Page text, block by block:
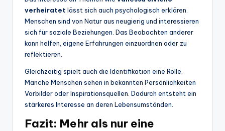
verheiratet lässt sich auch psychologisch erklären.
Menschen sind von Natur aus neugierig und interessieren
sich für soziale Beziehungen. Das Beobachten anderer
kann helfen, eigene Erfahrungen einzuordnen oder zu
reflektieren.
Gleichzeitig spielt auch die Identifikation eine Rolle.
Manche Menschen sehen in bekannten Persönlichkeiten
Vorbilder oder Inspirationsquellen. Dadurch entsteht ein
stärkeres Interesse an deren Lebensumständen.
Fazit: Mehr als nur eine